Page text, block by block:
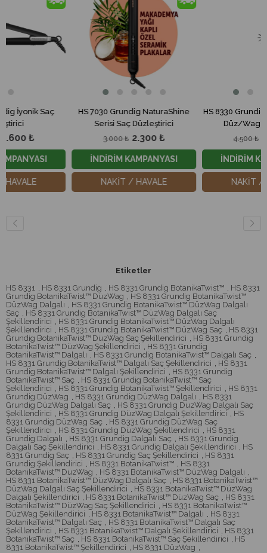
HS 7030 Grundig NaturaShine
Serisi Saç Düzleştirici
2.300 ₺
%23İndirim
İNDİRİM KAMPANYASI
NAKİT / HAVALE
HS 8330 Grundig
Düz/Wag Dalgalı Saç
Şekillendirici
3.600 ₺
İNDİRİM KAMPANYASI
NAKİT / HAVALE
Etiketler
HS 8331 , HS 8331 Grundig , HS 8331 Grundig BotanikaTwist™ , HS 8331
Grundig BotanikaTwist™ DüzWag , HS 8331 Grundig BotanikaTwist™
DüzWag Dalgalı , HS 8331 Grundig BotanikaTwist™ DüzWag Dalgalı
Saç , HS 8331 Grundig BotanikaTwist™ DüzWag Dalgalı Saç
Şekillendirici , HS 8331 Grundig BotanikaTwist™ DüzWag Dalgalı
Şekillendirici , HS 8331 Grundig BotanikaTwist™ DüzWag Saç , HS 8331
Grundig BotanikaTwist™ DüzWag Saç Şekillendirici , HS 8331 Grundig
BotanikaTwist™ DüzWag Şekillendirici , HS 8331 Grundig
BotanikaTwist™ Dalgalı , HS 8331 Grundig BotanikaTwist™ Dalgalı Saç ,
HS 8331 Grundig BotanikaTwist™ Dalgalı Saç Şekillendirici , HS 8331
Grundig BotanikaTwist™ Dalgalı Şekillendirici , HS 8331 Grundig
BotanikaTwist™ Saç , HS 8331 Grundig BotanikaTwist™ Saç
Şekillendirici , HS 8331 Grundig BotanikaTwist™ Şekillendirici , HS 8331
Grundig DüzWag , HS 8331 Grundig DüzWag Dalgalı , HS 8331
Grundig DüzWag Dalgalı Saç , HS 8331 Grundig DüzWag Dalgalı Saç
Şekillendirici , HS 8331 Grundig DüzWag Dalgalı Şekillendirici , HS
8331 Grundig DüzWag Saç , HS 8331 Grundig DüzWag Saç
Şekillendirici , HS 8331 Grundig DüzWag Şekillendirici , HS 8331
Grundig Dalgalı , HS 8331 Grundig Dalgalı Saç , HS 8331 Grundig
Dalgalı Saç Şekillendirici , HS 8331 Grundig Dalgalı Şekillendirici , HS
8331 Grundig Saç , HS 8331 Grundig Saç Şekillendirici , HS 8331
Grundig Şekillendirici , HS 8331 BotanikaTwist™ , HS 8331
BotanikaTwist™ DüzWag , HS 8331 BotanikaTwist™ DüzWag Dalgalı ,
HS 8331 BotanikaTwist™ DüzWag Dalgalı Saç , HS 8331 BotanikaTwist™
DüzWag Dalgalı Saç Şekillendirici , HS 8331 BotanikaTwist™ DüzWag
Dalgalı Şekillendirici , HS 8331 BotanikaTwist™ DüzWag Saç , HS 8331
BotanikaTwist™ DüzWag Saç Şekillendirici , HS 8331 BotanikaTwist™
DüzWag Şekillendirici , HS 8331 BotanikaTwist™ Dalgalı , HS 8331
BotanikaTwist™ Dalgalı Saç , HS 8331 BotanikaTwist™ Dalgalı Saç
Şekillendirici , HS 8331 BotanikaTwist™ Dalgalı Şekillendirici , HS 8331
BotanikaTwist™ Saç , HS 8331 BotanikaTwist™ Saç Şekillendirici , HS
8331 BotanikaTwist™ Şekillendirici , HS 8331 DüzWag ,